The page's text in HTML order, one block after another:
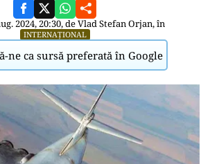
2024, 20:30, deVlad Stefan Orjan, în
INTERNAȚIONAL
ne ca sursă preferată în Google